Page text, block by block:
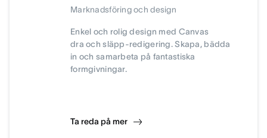
Marknadsföring och design
Enkel och rolig design med Canvas
dra och släpp-redigering. Skapa, bädda
in och samarbeta på fantastiska
formgivningar.
Ta reda på mer